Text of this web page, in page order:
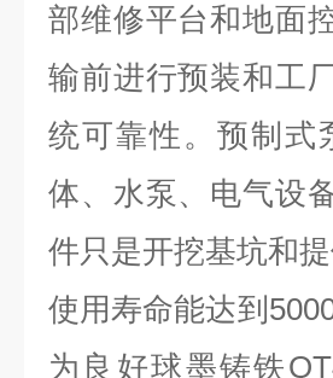
部维修平台和地面
输前进行预装和工
统可靠性。预制式
体、水泵、电气设
件只是开挖基坑和提
使用寿命能达到
为良好球墨铸铁